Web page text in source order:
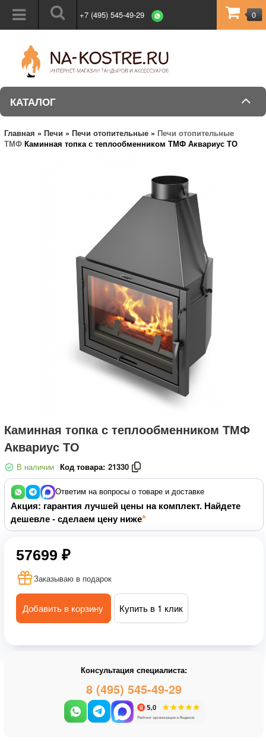
+7 (495) 545-49-29 0
КАТАЛОГ
Главная » Печи » Печи отопительные » Печи отопительные
ТМФ Каминная топка с теплообменником ТМФ Аквариус ТО
Каминная топка с теплообменником ТМФ
Аквариус ТО
В наличии Код товара: 21330
Ответим на вопросы о товаре и доставке
Акция: гарантия лучшей цены на комплект. Найдете
дешевле - сделаем цену ниже
57699 ₽
Заказываю в подарок
Добавить в корзину Купить в 1 клик
Консультация специалиста:
8 (495) 545-49-29